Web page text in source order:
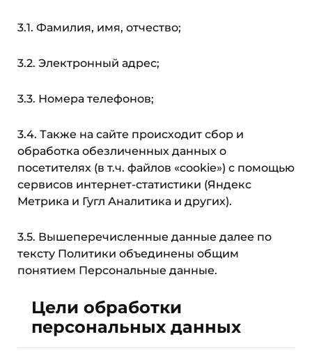
3.1. Фамилия, имя, отчество;
3.2. Электронный адрес;
3.3. Номера телефонов;
3.4. Также на сайте происходит сбор и
обработка обезличенных данных о
посетителях (в т.ч. файлов «cookie») с помощью
сервисов интернет-статистики (Яндекс
Метрика и Гугл Аналитика и других).
3.5. Вышеперечисленные данные далее по
тексту Политики объединены общим
понятием Персональные данные.
Цели обработки
персональных данных